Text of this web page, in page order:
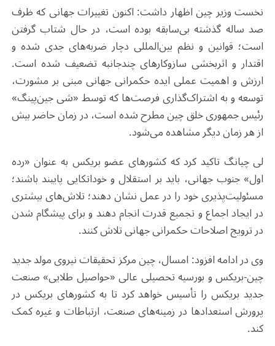
نخست وزیر چین اظهار داشت: اکنون تغییرات جهانی که ظرف
صد ساله گذشته بی‌سابقه بوده است، در حال شتاب گرفتن
است؛ قوانین و نظم بین‌المللی دچار ضربه‌های جدی شده و
اقتدار و اثربخشی سازوکارهای چندجانبه تضعیف شده است.
ارزش و اهمیت عملی ایده حکمرانی جهانی مبنی بر مشورت،
توسعه و به اشتراک‌گذاری فرصت‌ها که توسط «شی جین‌پینگ»
رئیس جمهوری خلق چین مطرح شده است، در زمان حاضر بیش
از هر زمان دیگر مشاهده می‌شود.
لی چیانگ تاکید کرد که کشورهای عضو بریکس به عنوان «رده
اول» جنوب جهانی، باید بر استقلال و خوداتکایی پایبند باشند؛
مسئولیت‌پذیری خود را در عمل نشان دهند؛ تلاش‌های بیشتری
در ایجاد اجماع و تجمیع قدرت انجام دهند و برای پیشگام شدن
در ترویج اصلاحات حکمرانی جهانی تلاش کنند.
وی در ادامه افزود: امسال، چین مرکز تحقیقات نیروی مولد جدید
چین-بریکس و بورسیه تحصیلی عالی «حواصیل طلایی» صنعت
جدید بریکس را تأسیس خواهد کرد تا به کشورهای بریکس در
پرورش استعدادها در زمینه‌های صنعت، ارتباطات و غیره کمک
کند.